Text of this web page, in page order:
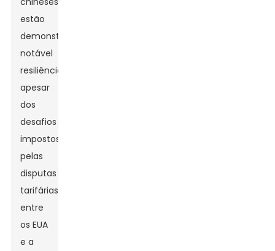
estão
demonstrando
notável
resiliência,
apesar
dos
desafios
impostos
pelas
disputas
tarifárias
entre
os EUA
e a